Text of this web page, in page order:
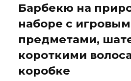
Барбекю на
наборе с
предметами,
короткими
коробке